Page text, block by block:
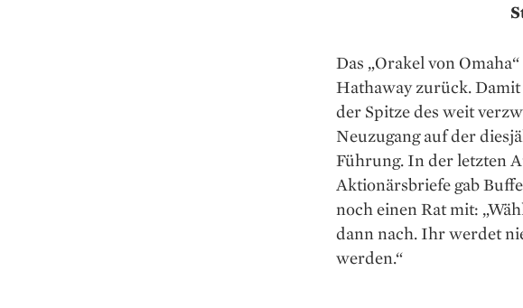
Das „Orakel von
Hathaway zurück. Damit
der Spitze des weit
Neuzugang auf der
Führung. In der letzten
Aktionärsbriefe gab
noch einen Rat mit:
dann nach. Ihr werdet
werden.“